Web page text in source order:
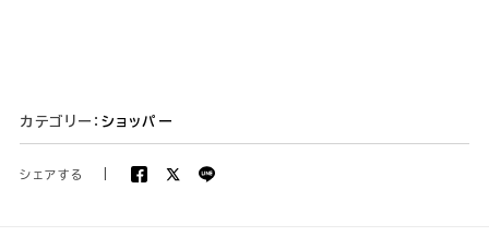
カテゴリー： ショッパー
シェアする